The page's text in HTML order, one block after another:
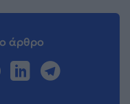
άρθρο